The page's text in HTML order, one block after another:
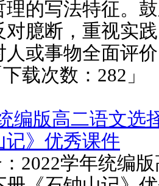
理的写法特征。
对臆断，重视实
人或事物全面评
载次数：282」
编版高二语文选
记》优秀课件
2022学年统编